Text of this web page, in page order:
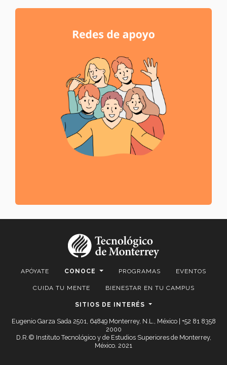
APÓYATE CONOCE PROGRAMAS EVENTOS
CUIDA TU MENTE BIENESTAR EN TU CAMPUS
SITIOS DE INTERÉS
Eugenio Garza Sada 2501, 64849 Monterrey, N.L., México | +52 81 8358
2000
D.R.© Instituto Tecnológico y de Estudios Superiores de Monterrey,
México. 2021